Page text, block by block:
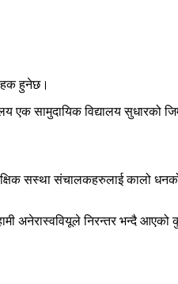
हक हुनेछ।
सामुदायिक विद्यालय सुधारको
सस्था संचालकहरुलाई कालो
अनेरास्ववियूले निरन्तर भन्दै